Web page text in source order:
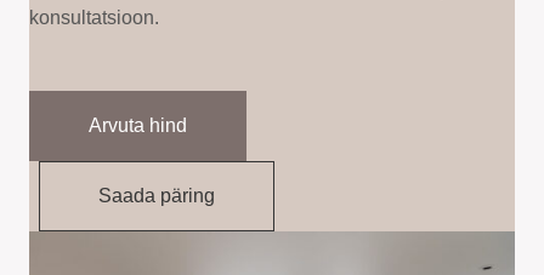
konsultatsioon.
Arvuta hind
Saada päring